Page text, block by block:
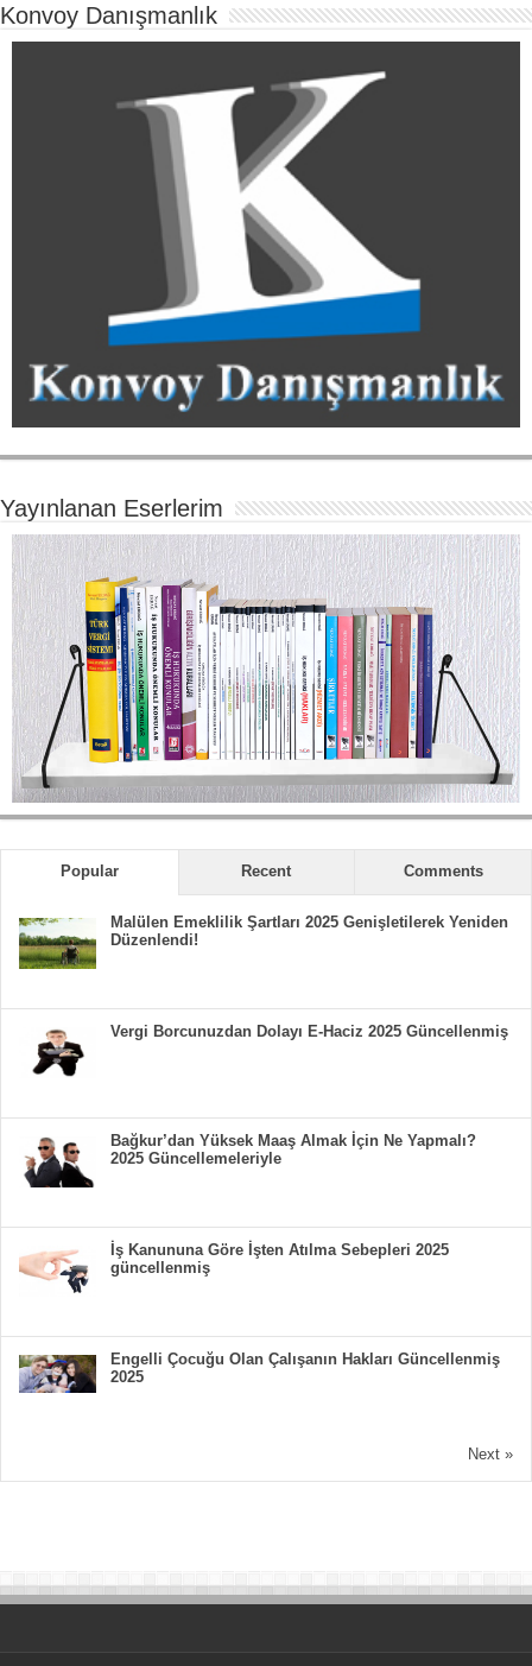
Konvoy Danışmanlık
Yayınlanan Eserlerim
Popular Recent Comments
Malülen Emeklilik Şartları 2025 Genişletilerek Yeniden
Düzenlendi!
Vergi Borcunuzdan Dolayı E-Haciz 2025 Güncellenmiş
Bağkur’dan Yüksek Maaş Almak İçin Ne Yapmalı?
2025 Güncellemeleriyle
İş Kanununa Göre İşten Atılma Sebepleri 2025
güncellenmiş
Engelli Çocuğu Olan Çalışanın Hakları Güncellenmiş
2025
Next »